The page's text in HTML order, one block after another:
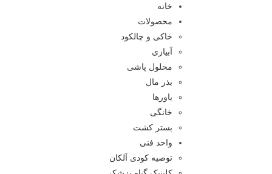
خانه
محصولات
خاکی و چالکود
آبیاری
محلول پاشی
بذر مال
یاورها
خانگی
بستر کشت
واحد فنی
توصیه کودی آلکان